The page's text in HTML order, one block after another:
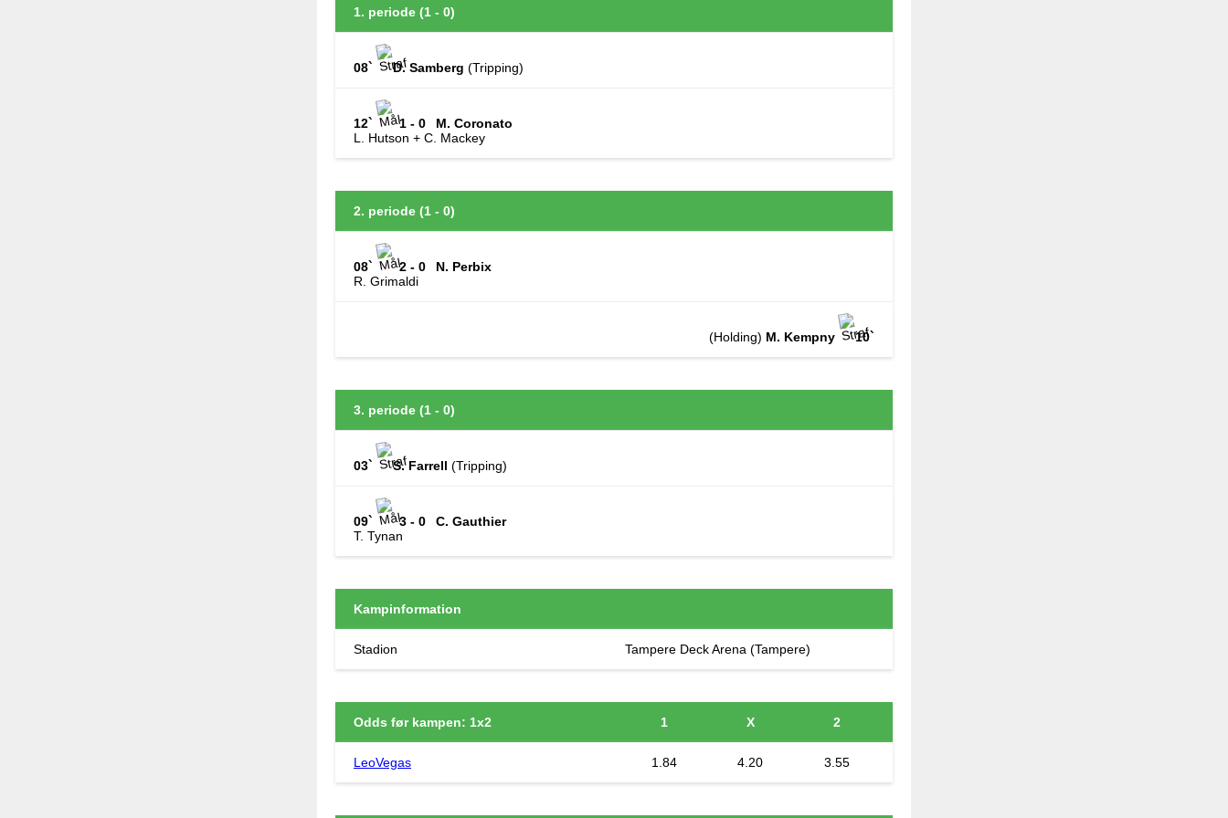
1. periode (1 - 0)
08` D. Samberg (Tripping)
12` 1 - 0
M. Coronato
L. Hutson + C. Mackey
2. periode (1 - 0)
08` 2 - 0
N. Perbix
R. Grimaldi
(Holding) M. Kempny 10`
3. periode (1 - 0)
03` S. Farrell (Tripping)
09` 3 - 0
C. Gauthier
T. Tynan
Kampinformation
Stadion Tampere Deck Arena (Tampere)
Odds før kampen: 1x2 1 X 2
LeoVegas 1.84 4.20 3.55